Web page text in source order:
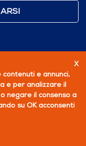
X
e annunci,
e per analizzare il
negare il consenso a
su OK acconsenti